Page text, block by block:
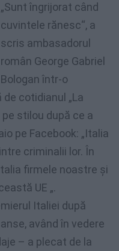
„Sunt îngrijorat când
cuvintele rănesc“, a
scris ambasadorul
român George Gabriel
Bologan într-o
cotidianul „La
stilou după ce a
pe Facebook: „Italia
criminalii lor. În
firmele noastre și
UE „.
Italiei după
având în vedere
– a plecat de la